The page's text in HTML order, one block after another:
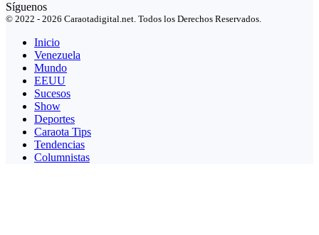
Síguenos
© 2022 - 2026 Caraotadigital.net. Todos los Derechos Reservados.
Inicio
Venezuela
Mundo
EEUU
Sucesos
Show
Deportes
Caraota Tips
Tendencias
Columnistas